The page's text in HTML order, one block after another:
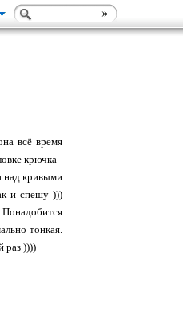
всё время
крючка -
над кривыми
и спешу )))
тонкая.
раз ))))